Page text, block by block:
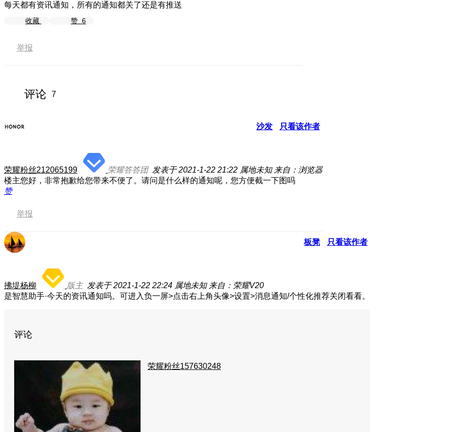
每天都有资讯通知，所有的通知都关了还是有推送
收藏 赞 6
举报
评论 7
沙发 只看该作者
荣耀粉丝212065199 荣耀答答团 发表于 2021-1-22 21:22 属地未知 来自：浏览器
楼主您好，非常抱歉给您带来不便了。请问是什么样的通知呢，您方便截一下图吗
赞
举报
板凳 只看该作者
拂堤杨柳 版主 发表于 2021-1-22 22:24 属地未知 来自：荣耀V20
是智慧助手·今天的资讯通知吗。可进入负一屏>点击右上角头像>设置>消息通知/个性化推荐关闭看看。
评论
荣耀粉丝157630248